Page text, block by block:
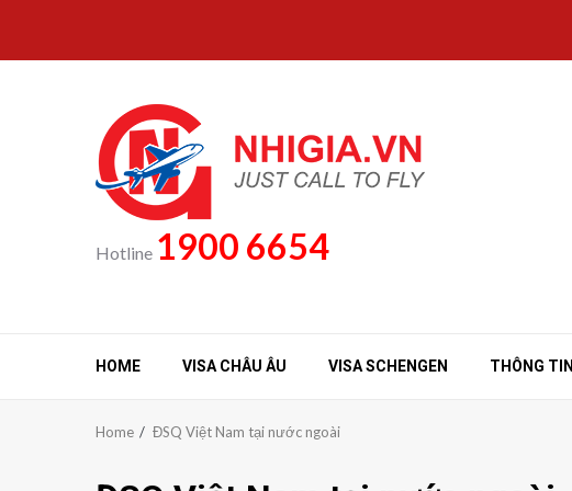
content
Hotline 1900 6654
HOME VISA CHÂU ÂU VISA SCHENGEN THÔNG TIN
Home ĐSQ Việt Nam tại nước ngoài